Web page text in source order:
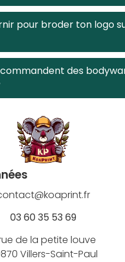
pour broder ton logo
des
03 60 35 53 69
de la petite louve
Villers-Saint-Paul